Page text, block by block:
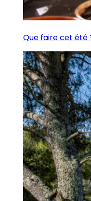
Que faire cet été